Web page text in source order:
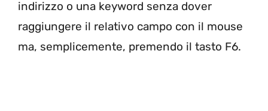
indirizzo o una keyword senza dover
raggiungere il relativo campo con il mouse
ma, semplicemente, premendo il tasto F6.